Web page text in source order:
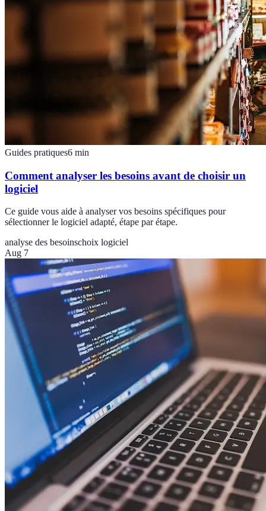
Guides pratiques6 min
Comment analyser les besoins avant de choisir un
logiciel
Ce guide vous aide à analyser vos besoins spécifiques pour
sélectionner le logiciel adapté, étape par étape.
analyse des besoinschoix logiciel
Aug 7